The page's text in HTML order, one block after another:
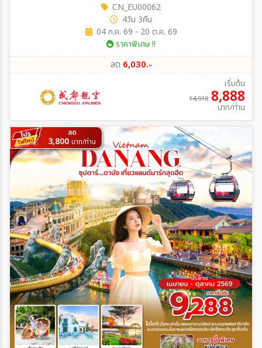
CN_EU00062
4วัน 3คืน
04 ก.ค. 69 - 20 ต.ค. 69
ราคาพิเศษ !!
ลด 6,030.-
เริ่มต้น
14,918 8,888
บาท/ท่าน
ลด
3,800 บาท/ท่าน